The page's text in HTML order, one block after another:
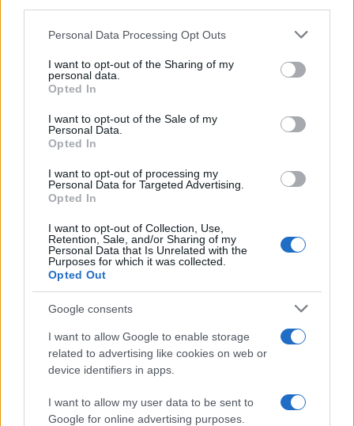
Please note that this website/app uses one or more Google
not limited to your visit or usage behaviour. You may click to
grant or deny consent to Google and its third-party tags to
use your data for below specified purposes in below Google
consent section.
Personal Data Processing Opt Outs
I want to opt-out of the Sharing of my
personal data.
Opted In
I want to opt-out of the Sale of my
Personal Data.
Opted In
I want to opt-out of processing my
Personal Data for Targeted Advertising.
Opted In
I want to opt-out of Collection, Use,
Retention, Sale, and/or Sharing of my
Personal Data that Is Unrelated with the
Purposes for which it was collected.
Opted Out
Google consents
I want to allow Google to enable storage
related to advertising like cookies on web or
device identifiers in apps.
I want to allow my user data to be sent to
Google for online advertising purposes.
50 /50
Υποβολή σχολίου
Όροι Χρήσης. Το site προστατεύεται από reCAPTCHA, ισχύουν
Πολιτική Απορρήτου& Όροι Χρήσηςτης Google.
Ελλάδα
ΕΙΣΑΓΩΓΕΣ
ΚΟΡΟΝΟΪΟΣ
Share:
Ακολουθήστε το Νewsit.gr στο
ενημερωθείτε πρώτοι για όλη την ειδησεογραφία και τα
τελευταία νέατης ημέρας